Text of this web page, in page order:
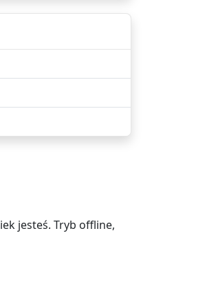
jesteś. Tryb offline,